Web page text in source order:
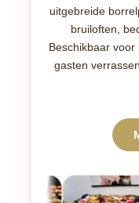
uitgebreide
bruiloften,
Beschikbaar
gasten